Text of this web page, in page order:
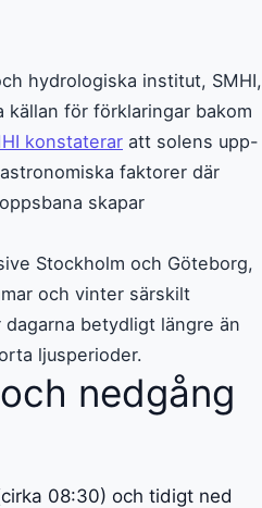
hydrologiska institut, SMHI,
för förklaringar bakom
konstaterar att solens upp-
faktorer där
skapar
Stockholm och Göteborg,
och vinter särskilt
dagarna betydligt längre än
ljusperioder.
nedgång
08:30) och tidigt ned